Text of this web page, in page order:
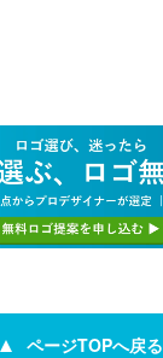
ページTOPへ戻る